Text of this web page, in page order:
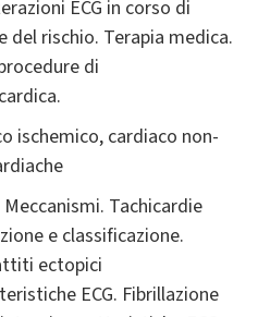
ECG in corso di
del rischio. Terapia medica.
di
ischemico, cardiaco non-
Tachicardie
e classificazione.
ectopici
ECG. Fibrillazione